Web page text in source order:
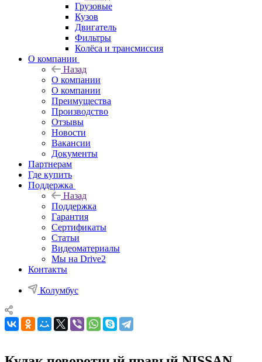
Грузовые
Кузов
Двигатель
Фильтры
Колёса и трансмиссия
О компании
Назад
О компании
О компании
Преимущества
Производство
Отзывы
Новости
Вакансии
Документы
Партнерам
Где купить
Поддержка
Назад
Поддержка
Гарантия
Сертификаты
Статьи
Видеоматериалы
Мы на Drive2
Контакты
Колумбус